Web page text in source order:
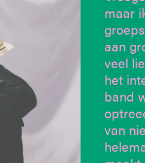
maar
aan
veel
het
band
van